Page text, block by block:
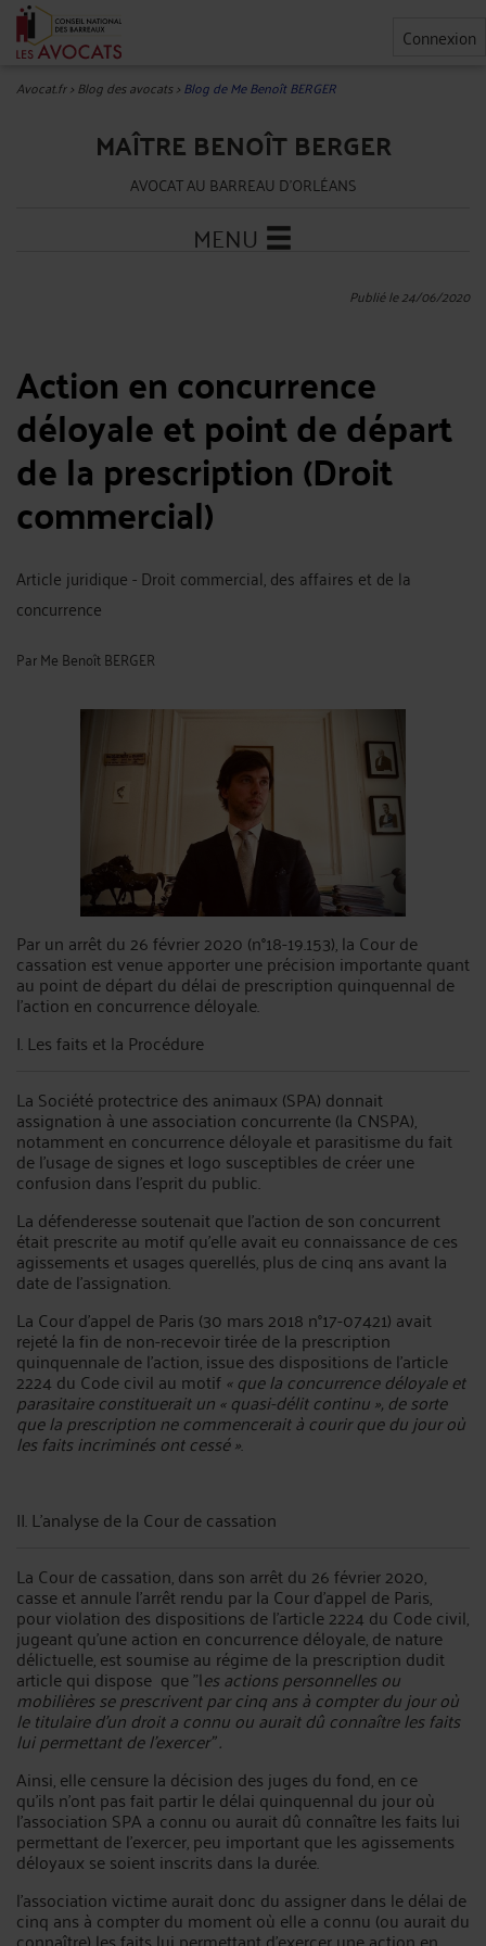
Connexion
Avocat.fr>Blog des avocats>Blog de Me Benoît BERGER
MAÎTRE BENOÎT BERGER
AVOCAT AU BARREAU D'ORLÉANS
MENU
Publié le 24/06/2020
Action en concurrence
déloyale et point de départ
de la prescription (Droit
commercial)
Article juridique - Droit commercial, des affaires et de la
concurrence
ParMe Benoît BERGER
Par un arrêt du 26 février 2020 (n°18-19.153), la Cour de
cassation est venue apporter une précision importante quant
au point de départ du délai de prescription quinquennal de
l'action en concurrence déloyale.
I. Les faits et la Procédure
La Société protectrice des animaux (SPA) donnait
assignation à une association concurrente (la CNSPA),
notamment en concurrence déloyale et parasitisme du fait
de l'usage de signes et logo susceptibles de créer une
confusion dans l'esprit du public.
La défenderesse soutenait que l'action de son concurrent
était prescrite au motif qu'elle avait eu connaissance de ces
agissements et usages querellés, plus de cinq ans avant la
date de l'assignation.
La Cour d'appel de Paris (30 mars 2018 n°17-07421) avait
rejeté la fin de non-recevoir tirée de la prescription
quinquennale de l'action, issue des dispositions de l'article
2224 du Code civil au motif« que la concurrence déloyale et
parasitaire constituerait un « quasi-délit continu », de sorte
que la prescription ne commencerait à courir que du jour où
les faits incriminés ont cessé ».
II. L'analyse de la Cour de cassation
La Cour de cassation, dans son arrêt du 26 février 2020,
casse et annule l'arrêt rendu par la Cour d'appel de Paris,
pour violation des dispositions de l'article 2224 du Code civil,
jugeant qu'une action en concurrence déloyale, de nature
délictuelle, est soumise au régime de la prescription dudit
article qui dispose que "les actions personnelles ou
mobilières se prescrivent par cinq ans à compter du jour où
le titulaire d'un droit a connu ou aurait dû connaître les faits
lui permettant de l'exercer" .
Ainsi, elle censure la décision des juges du fond, en ce
qu'ils n'ont pas fait partir le délai quinquennal du jour où
l'association SPA a connu ou aurait dû connaître les faits lui
permettant de l'exercer, peu important que les agissements
déloyaux se soient inscrits dans la durée.
l'association victime aurait donc du assigner dans le délai de
cinq ans à compter du moment où elle a connu (ou aurait du